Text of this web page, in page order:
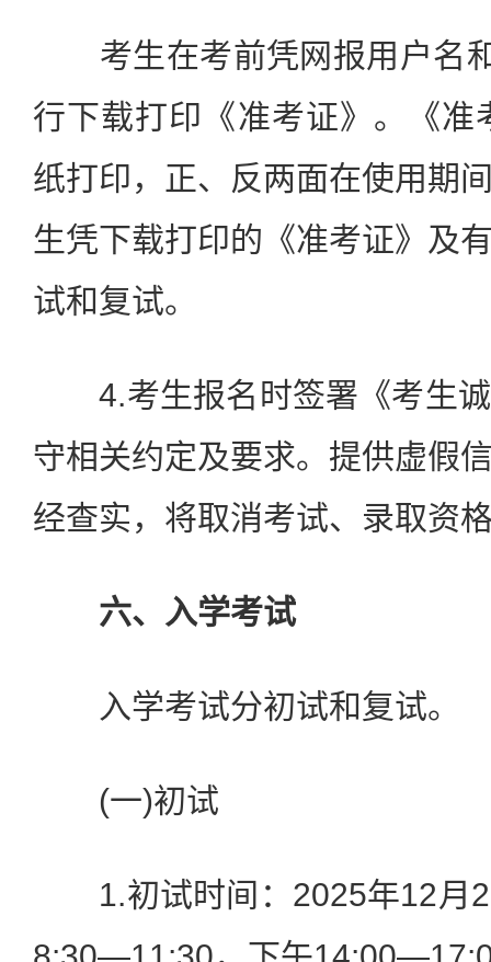
考生在考前凭网报用户名和
行下载打印《准考证》。《准
纸打印，正、反两面在使用期
生凭下载打印的《准考证》及
试和复试。
4.考生报名时签署《考生诚
守相关约定及要求。提供虚假
经查实，将取消考试、录取资
六、入学考试
入学考试分初试和复试。
(一)初试
1.初试时间：2025年12月